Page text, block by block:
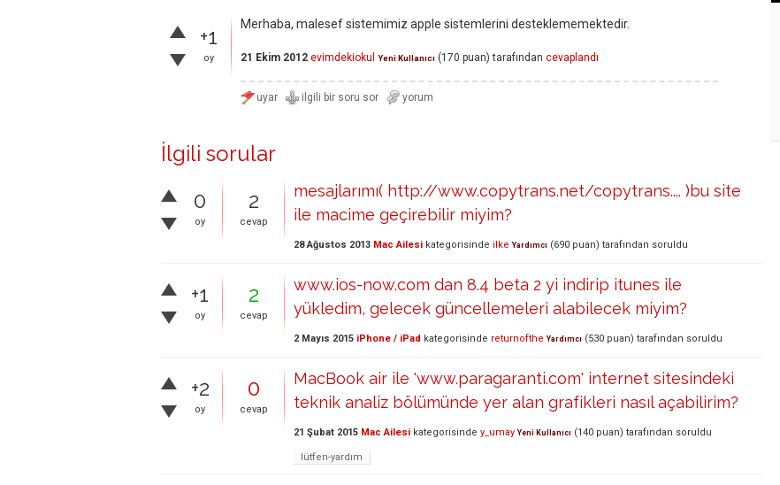
+1
oy
Merhaba, malesef sistemimiz apple sistemlerini desteklememektedir.
21 Ekim 2012 evimdekiokul Yeni Kullanıcı (170 puan) tarafından cevaplandı
İlgili sorular
0
oy
2
cevap
mesajlarımı( http://www.copytrans.net/copytrans.... )bu site
ile macime geçirebilir miyim?
28 Ağustos 2013 Mac Ailesi kategorisinde ilke Yardımcı (690 puan) tarafından soruldu
+1
oy
2
cevap
www.ios-now.com dan 8.4 beta 2 yi indirip itunes ile
yükledim, gelecek güncellemeleri alabilecek miyim?
2 Mayıs 2015 iPhone / iPad kategorisinde returnofthe Yardımcı (530 puan) tarafından soruldu
+2
oy
0
cevap
MacBook air ile 'www.paragaranti.com' internet sitesindeki
teknik analiz bölümünde yer alan grafikleri nasıl açabilirim?
21 Şubat 2015 Mac Ailesi kategorisinde y_umay Yeni Kullanıcı (140 puan) tarafından soruldu
lütfen-yardım